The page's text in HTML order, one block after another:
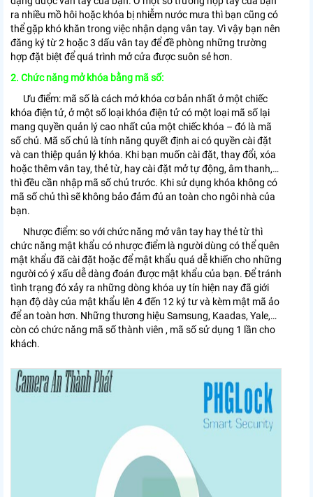
ra nhiều mồ hôi hoặc khóa bị nhiễm nước mưa thì bạn cũng có
thể gặp khó khăn trong việc nhận dạng vân tay. Vì vậy bạn nên
đăng ký từ 2 hoặc 3 dấu vân tay để đề phòng những trường
hợp đặt biệt để quá trình mở cửa được suôn sẻ hơn.
2. Chức năng mở khóa bằng mã số:
Ưu điểm: mã số là cách mở khóa cơ bản nhất ở một chiếc
khóa điện tử, ở một số loại khóa điện tử có một loại mã số lại
mang quyền quản lý cao nhất của một chiếc khóa – đó là mã
số chủ. Mã số chủ là tính năng quyết định ai có quyền cài đặt
và can thiệp quản lý khóa. Khi bạn muốn cài đặt, thay đổi, xóa
hoặc thêm vân tay, thẻ từ, hay cài đặt mở tự động, âm thanh,…
thì đều cần nhập mã số chủ trước. Khi sử dụng khóa không có
mã số chủ thì sẽ không bảo đảm đủ an toàn cho ngôi nhà của
bạn.
Nhược điểm: so với chức năng mở vân tay hay thẻ từ thì
chức năng mật khẩu có nhược điểm là người dùng có thể quên
mật khẩu đã cài đặt hoặc để mật khẩu quá dễ khiến cho những
người có ý xấu dễ dàng đoán được mật khẩu của bạn. Để tránh
tình trạng đó xảy ra những dòng khóa uy tín hiện nay đã giới
hạn độ dày của mật khẩu lên 4 đến 12 ký tư và kèm mật mã ảo
để an toàn hơn. Những thương hiệu Samsung, Kaadas, Yale,…
còn có chức năng mã số thành viên , mã số sử dụng 1 lần cho
khách.